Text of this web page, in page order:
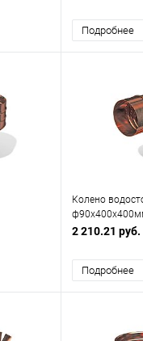
Подробнее
Колено
2 210.21 руб.
Подробнее